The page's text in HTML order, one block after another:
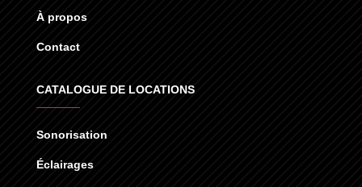
À propos
Contact
CATALOGUE DE LOCATIONS
Sonorisation
Éclairages